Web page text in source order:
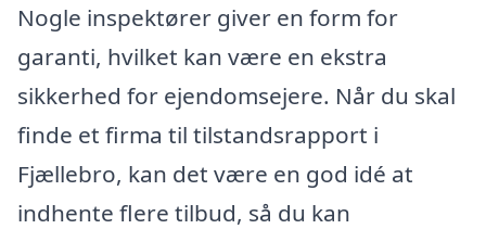
Nogle inspektører giver en form for
garanti, hvilket kan være en ekstra
sikkerhed for ejendomsejere. Når du skal
finde et firma til tilstandsrapport i
Fjællebro, kan det være en god idé at
indhente flere tilbud, så du kan